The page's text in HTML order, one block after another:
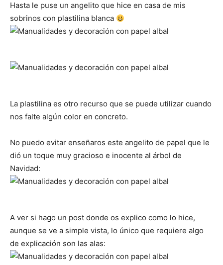
Hasta le puse un angelito que hice en casa de mis
sobrinos con plastilina blanca
La plastilina es otro recurso que se puede utilizar cuando
nos falte algún color en concreto.
No puedo evitar enseñaros este angelito de papel que le
dió un toque muy gracioso e inocente al árbol de
Navidad:
A ver si hago un post donde os explico como lo hice,
aunque se ve a simple vista, lo único que requiere algo
de explicación son las alas: